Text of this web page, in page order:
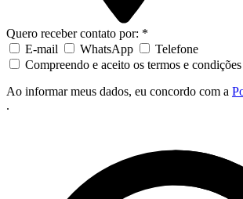
Quero receber contato por: *
E-mail
WhatsApp
Telefone
Compreendo e aceito os termos e condições
Ao informar meus dados, eu concordo com a
.